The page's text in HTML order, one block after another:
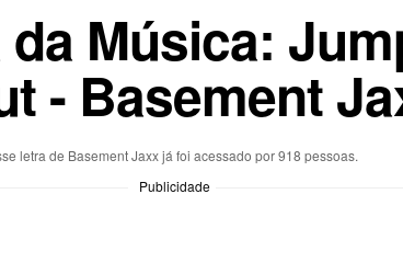
da Música:
- Basement
letra de Basement Jaxx já foi acessado por 918 pessoas.
Publicidade